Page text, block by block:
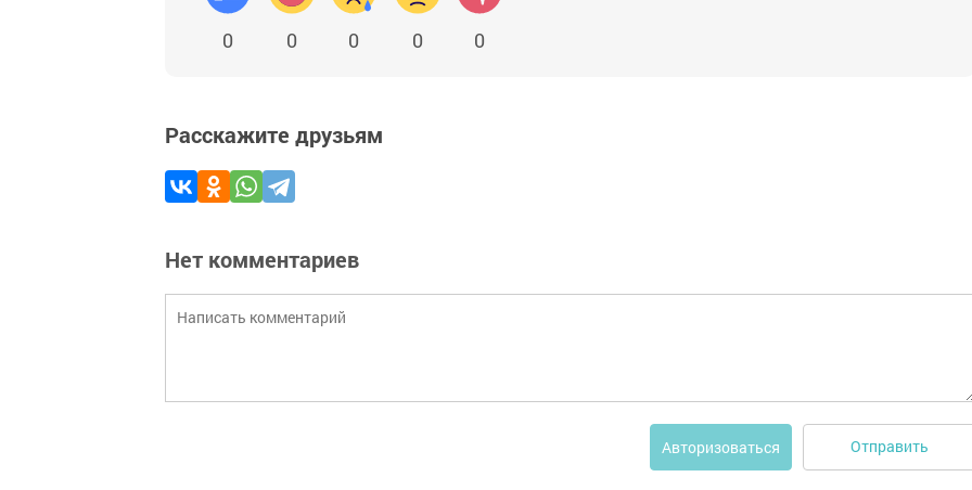
0 0 0 0 0
Расскажите друзьям
Нет комментариев
Авторизоваться Отправить